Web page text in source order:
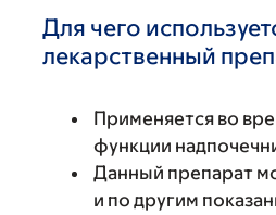
Для чего
лекарственный
Применяется во
функции
Данный препарат
и по другим